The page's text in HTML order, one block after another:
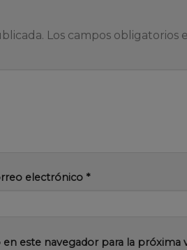
Los campos obligatorios
electrónico *
este navegador para la próxima